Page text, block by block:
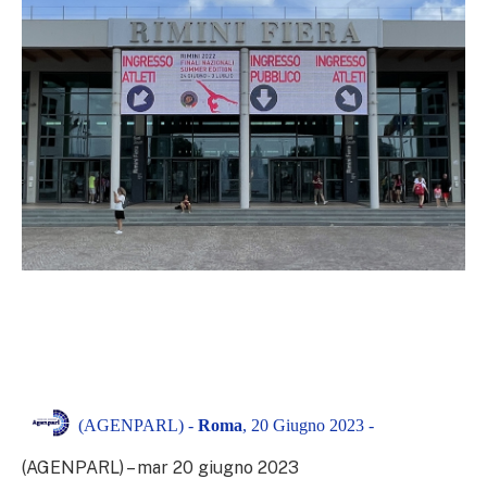
(AGENPARL) - Roma, 20 Giugno 2023 -
(AGENPARL) – mar 20 giugno 2023